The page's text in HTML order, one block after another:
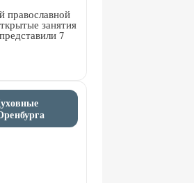
православной
занятия
7